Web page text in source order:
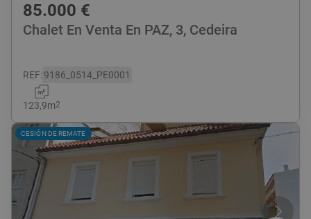
85.000 €
Chalet En Venta En PAZ, 3, Cedeira
REF:9186_0514_PE0001
123,9m2
CESIÓN DE REMATE